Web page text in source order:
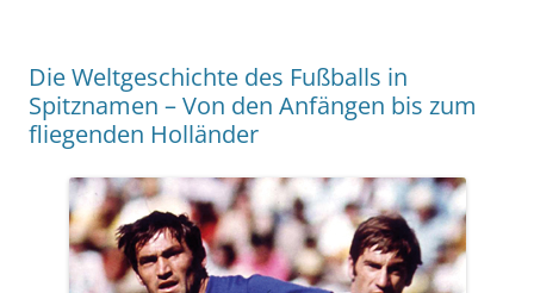
Die Weltgeschichte des Fußballs in
Spitznamen – Von den Anfängen bis zum
fliegenden Holländer